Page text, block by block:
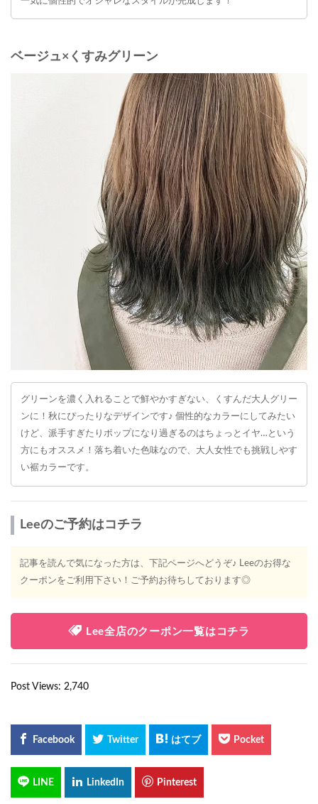
ベージュ×くすみグリーン
グリーンを濃く入れることで鮮やかすぎない、くすんだ大人グリー
ンに！秋にぴったりなデザインです♪ 個性的なカラーにしてみたい
けど、派手すぎたりポップになり過ぎるのはちょっとイヤ…という
方にもオススメ！落ち着いた色味なので、大人女性でも挑戦しやす
い裾カラーです。
Leeのご予約はコチラ
記事を読んで気になった方は、下記ページへどうぞ♪ Leeのお得な
クーポンをご利用下さい！ご予約お待ちしております◎
Lee全店のクーポン一覧はコチラ
Post Views: 2,740